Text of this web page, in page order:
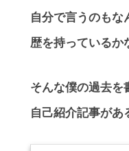
自分で言うのもな
歴を持っているか
そんな僕の過去を
自己紹介記事が